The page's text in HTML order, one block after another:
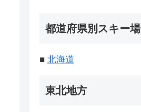
都道府県別スキー場
■ 北海道
東北地方